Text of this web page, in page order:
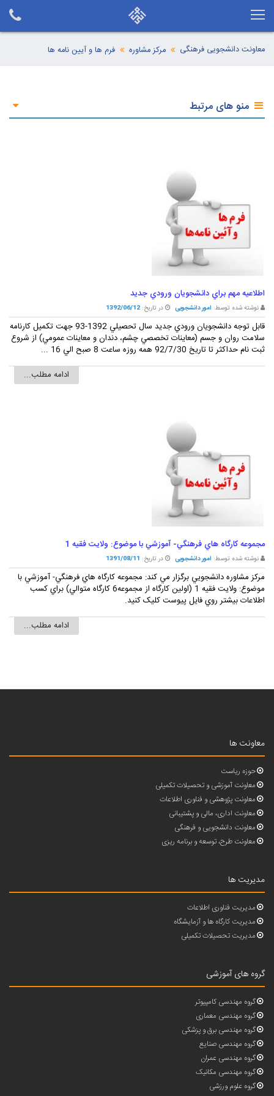
معاونت دانشجویی فرهنگی مرکز مشاوره فرم ها و آیین نامه ها
منو های مرتبط
اطلاعيه مهم براي دانشجويان ورودي جديد
نوشته شده توسط: امور دانشجویی در تاریخ: 1392/06/12
قابل توجه دانشجويان ورودي جديد سال تحصيلي 1392-93 جهت تکميل کارنامه
سلامت روان و جسم (معاينات تخصصي چشم، دندان و معاينات عمومي) از شروع
ثبت نام حداکثر تا تاريخ 92/7/30 همه روزه ساعت 8 صبح الي 16 ...
ادامه مطلب...
مجموعه کارگاه هاي فرهنگي- آموزشي با موضوع: ولايت فقيه 1
نوشته شده توسط: امور دانشجویی در تاریخ: 1391/08/11
مرکز مشاوره دانشجويي برگزار مي کند: مجموعه کارگاه هاي فرهنگي- آموزشي با
موضوع: ولايت فقيه 1 (اولين کارگاه از مجموعه6 کارگاه متوالي) براي کسب
اطلاعات بيشتر روي فايل پيوست کليک کنيد.
ادامه مطلب...
معاونت ها
حوزه ریاست
معاونت آموزشی و تحصیلات تکمیلی
معاونت پژوهشی و فناوری اطلاعات
معاونت اداری، مالی و پشتیبانی
معاونت دانشجویی و فرهنگی
معاونت طرح، توسعه و برنامه ریزی
مدیریت ها
مدیریت فناوری اطلاعات
مدیریت کارگاه ها و آزمایشگاه
مدیریت تحصیلات تکمیلی
گروه های آموزشی
گروه مهندسی کامپیوتر
گروه مهندسی معماری
گروه مهندسی برق و پزشکی
گروه مهندسی صنایع
گروه مهندسی عمران
گروه مهندسی مکانیک
گروه علوم ورزشی